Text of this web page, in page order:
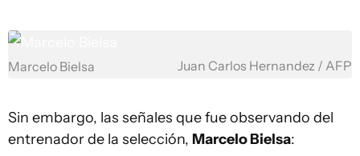
Marcelo Bielsa Juan Carlos Hernandez / AFP
Sin embargo, las señales que fue observando del
entrenador de la selección, Marcelo Bielsa: